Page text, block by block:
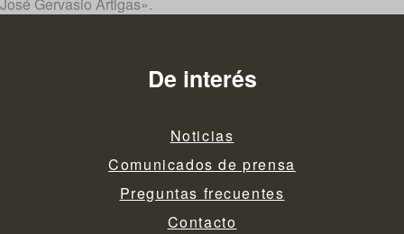
De interés
Noticias
Comunicados de prensa
Preguntas frecuentes
Contacto